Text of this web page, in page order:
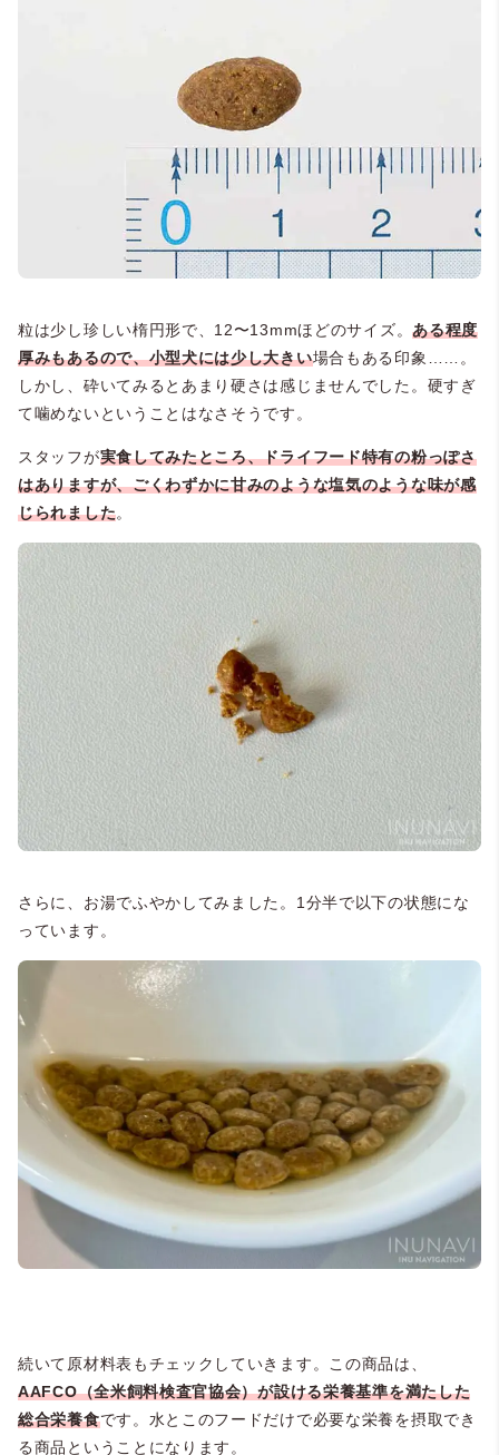
粒は少し珍しい楕円形で、12〜13mmほどのサイズ。ある程度
厚みもあるので、小型犬には少し大きい場合もある印象……。
しかし、砕いてみるとあまり硬さは感じませんでした。硬すぎ
て噛めないということはなさそうです。
スタッフが実食してみたところ、ドライフード特有の粉っぽさ
はありますが、ごくわずかに甘みのような塩気のような味が感
じられました。
さらに、お湯でふやかしてみました。1分半で以下の状態にな
っています。
続いて原材料表もチェックしていきます。この商品は、
AAFCO（全米飼料検査官協会）が設ける栄養基準を満たした
総合栄養食です。水とこのフードだけで必要な栄養を摂取でき
る商品ということになります。